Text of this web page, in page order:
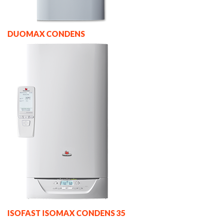
DUOMAX CONDENS
ISOFAST ISOMAX CONDENS 35